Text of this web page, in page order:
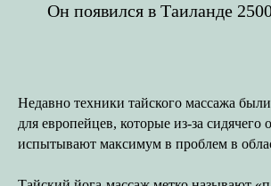
Он появился в Таиланде
Недавно техники тайского массажа
для европейцев, которые из-за сидячего
испытывают максимум в проблем в